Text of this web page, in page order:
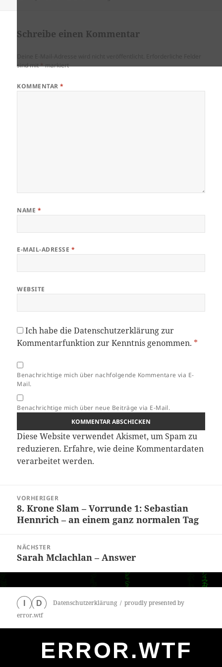
Schreibe einen Kommentar
sind mit*markiert
KOMMENTAR*
NAME *
E-MAIL-ADRESSE *
WEBSITE
Ich habe dieDatenschutzerklärungzur
Kommentarfunktion zur Kenntnis genommen. *
Benachrichtige mich über nachfolgende Kommentare via E-
Mail.
Benachrichtige mich über neue Beiträge via E-Mail.
Diese Website verwendet Akismet, um Spam zu
reduzieren.Erfahre, wie deine Kommentardaten
verarbeitet werden.
VORHERIGER
Vorheriger
Beitrag:
8. Krone Slam – Vorrunde 1: Sebastian
Hennrich – an einem ganz normalen Tag
NÄCHSTER
Nächster
Beitrag:
Sarah Mclachlan – Answer
D Datenschutzerklärung
proudly presented by
error.wtf
ERROR.WTF